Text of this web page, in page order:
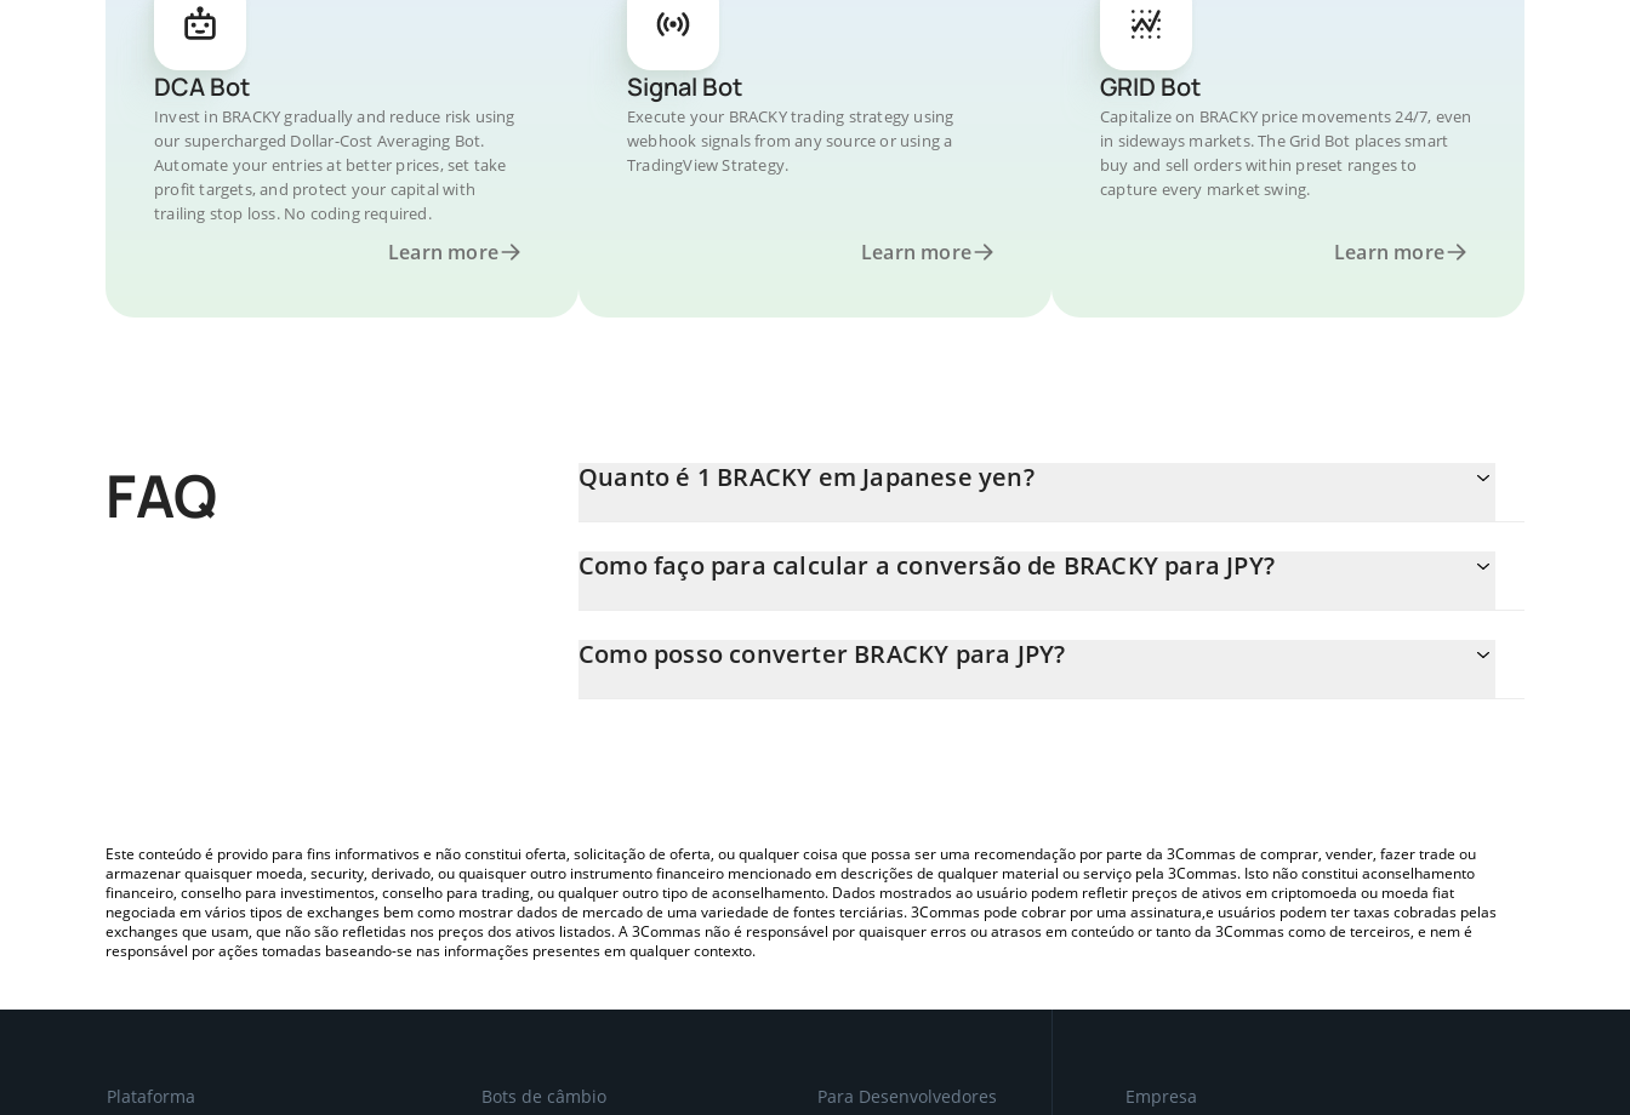
DCA Bot
Invest in BRACKY gradually and reduce risk using
our supercharged Dollar-Cost Averaging Bot.
Automate your entries at better prices, set take
profit targets, and protect your capital with
trailing stop loss. No coding required.
Learn more
Signal Bot
Execute your BRACKY trading strategy using
webhook signals from any source or using a
TradingView Strategy.
Learn more
GRID Bot
Capitalize on BRACKY price movements 24/7, even
in sideways markets. The Grid Bot places smart
buy and sell orders within preset ranges to
capture every market swing.
Learn more
FAQ Quanto é 1 BRACKY em Japanese yen?
Neste momento, 1 BRACKY equivale a 0.00005713 JPY
Como faço para calcular a conversão de BRACKY para JPY?
simplesmente inserindo a quantidade de BRACKY no campo correspondente e converterá automaticamente o valor
em Japanese yen (JPY).
Como posso converter BRACKY para JPY?
Este conteúdo é provido para fins informativos e não constitui oferta, solicitação de oferta, ou qualquer coisa que possa ser uma recomendação por parte da 3Commas de comprar, vender, fazer trade ou
armazenar quaisquer moeda, security, derivado, ou quaisquer outro instrumento financeiro mencionado em descrições de qualquer material ou serviço pela 3Commas. Isto não constitui aconselhamento
financeiro, conselho para investimentos, conselho para trading, ou qualquer outro tipo de aconselhamento. Dados mostrados ao usuário podem refletir preços de ativos em criptomoeda ou moeda fiat
negociada em vários tipos de exchanges bem como mostrar dados de mercado de uma variedade de fontes terciárias. 3Commas pode cobrar por uma assinatura,e usuários podem ter taxas cobradas pelas
exchanges que usam, que não são refletidas nos preços dos ativos listados. A 3Commas não é responsável por quaisquer erros ou atrasos em conteúdo or tanto da 3Commas como de terceiros, e nem é
responsável por ações tomadas baseando-se nas informações presentes em qualquer contexto.
Plataforma Bots de câmbio Para Desenvolvedores Empresa